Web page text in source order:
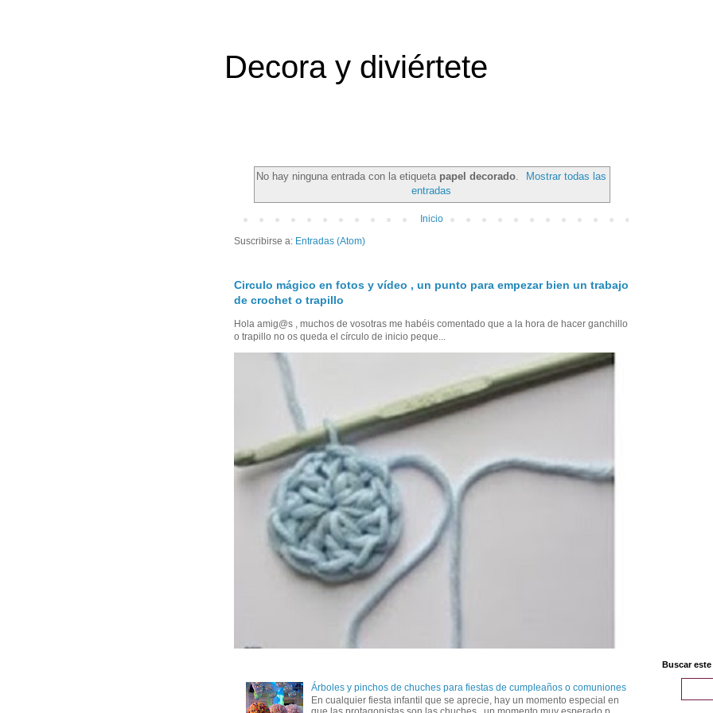
Decora y diviértete
No hay ninguna entrada con la etiqueta papel decorado.
Mostrar todas las
entradas
Inicio
Suscribirse a: Entradas (Atom)
Circulo mágico en fotos y vídeo , un punto para empezar bien un trabajo
de crochet o trapillo
Hola amig@s , muchos de vosotras me habéis comentado que a la hora de hacer ganchillo
o trapillo no os queda el círculo de inicio peque...
Árboles y pinchos de chuches para fiestas de cumpleaños o comuniones
En cualquier fiesta infantil que se aprecie, hay un momento especial en
Buscar